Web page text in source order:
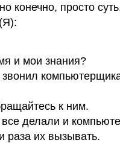
конечно, просто
и мои знания?
к ним.
делали и
раза их вызывать.